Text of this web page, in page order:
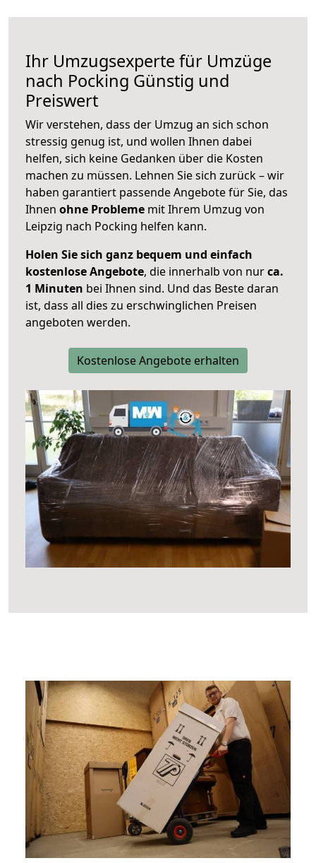
Ihr Umzugsexperte für Umzüge
nach Pocking Günstig und
Preiswert
Wir verstehen, dass der Umzug an sich schon
stressig genug ist, und wollen Ihnen dabei
helfen, sich keine Gedanken über die Kosten
machen zu müssen. Lehnen Sie sich zurück – wir
haben garantiert passende Angebote für Sie, das
Ihnen ohne Probleme mit Ihrem Umzug von
Leipzig nach Pocking helfen kann.
Holen Sie sich ganz bequem und einfach
kostenlose Angebote, die innerhalb von nurca.
1 Minuten bei Ihnen sind. Und das Beste daran
ist, dass all dies zu erschwinglichen Preisen
angeboten werden.
Kostenlose Angebote erhalten